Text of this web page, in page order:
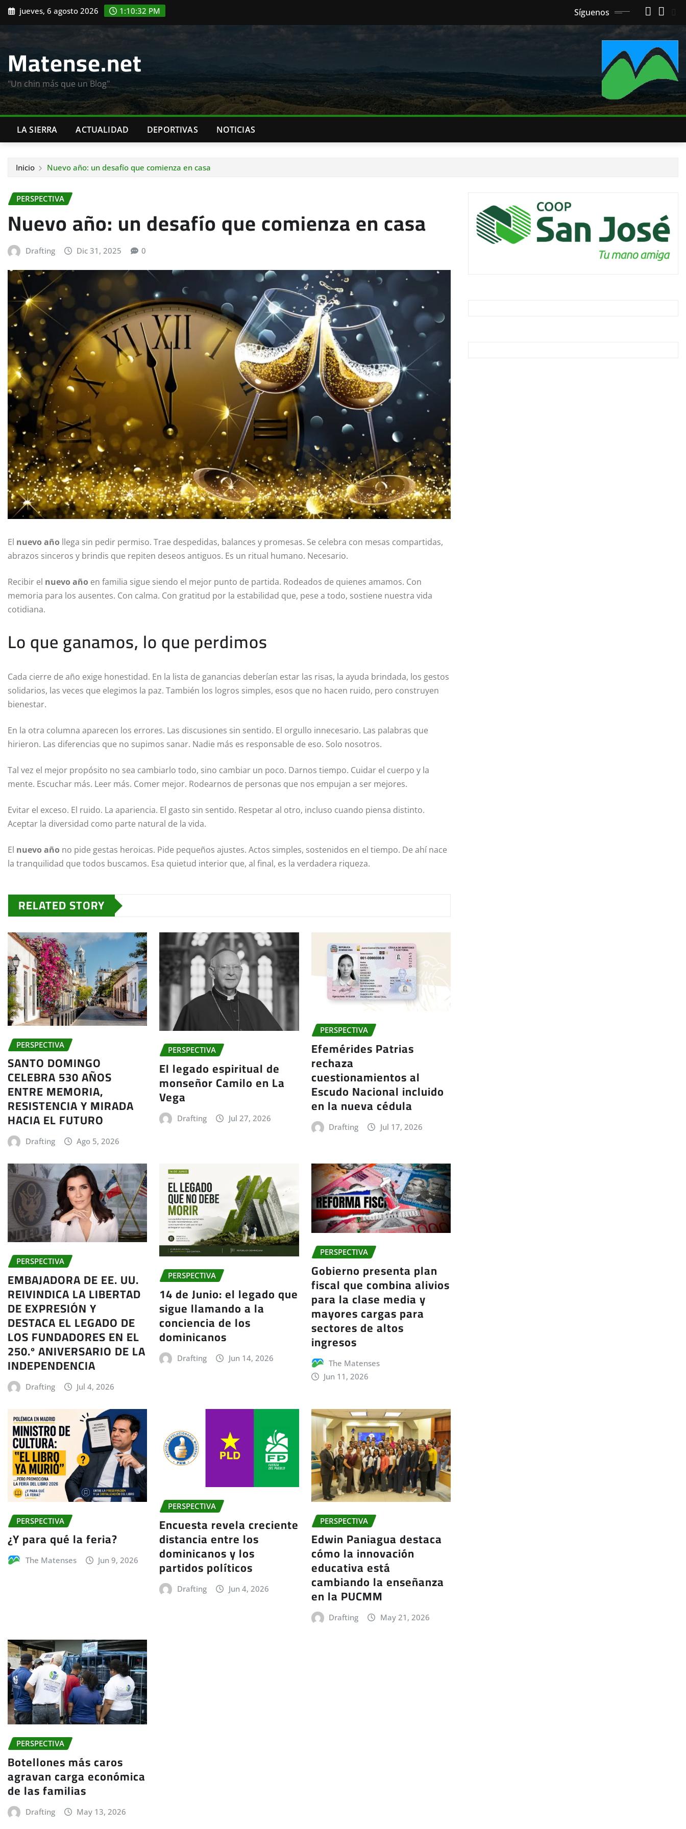
Saltar
contenido
jueves, 6 agosto 2026 1:10:33 PM Síguenos
Matense.net
"Un chin más que un Blog"
LA SIERRA ACTUALIDAD DEPORTIVAS NOTICIAS
Inicio Nuevo año: un desafío que comienza en casa
PERSPECTIVA
Nuevo año: un desafío que comienza en casa
Drafting Dic 31, 2025 0
El nuevo año llega sin pedir permiso. Trae despedidas, balances y promesas. Se celebra con mesas compartidas,
abrazos sinceros y brindis que repiten deseos antiguos. Es un ritual humano. Necesario.
Recibir el nuevo año en familia sigue siendo el mejor punto de partida. Rodeados de quienes amamos. Con
memoria para los ausentes. Con calma. Con gratitud por la estabilidad que, pese a todo, sostiene nuestra vida
cotidiana.
Lo que ganamos, lo que perdimos
Cada cierre de año exige honestidad. En la lista de ganancias deberían estar las risas, la ayuda brindada, los gestos
solidarios, las veces que elegimos la paz. También los logros simples, esos que no hacen ruido, pero construyen
bienestar.
En la otra columna aparecen los errores. Las discusiones sin sentido. El orgullo innecesario. Las palabras que
hirieron. Las diferencias que no supimos sanar. Nadie más es responsable de eso. Solo nosotros.
Tal vez el mejor propósito no sea cambiarlo todo, sino cambiar un poco. Darnos tiempo. Cuidar el cuerpo y la
mente. Escuchar más. Leer más. Comer mejor. Rodearnos de personas que nos empujan a ser mejores.
Evitar el exceso. El ruido. La apariencia. El gasto sin sentido. Respetar al otro, incluso cuando piensa distinto.
Aceptar la diversidad como parte natural de la vida.
El nuevo año no pide gestas heroicas. Pide pequeños ajustes. Actos simples, sostenidos en el tiempo. De ahí nace
la tranquilidad que todos buscamos. Esa quietud interior que, al final, es la verdadera riqueza.
RELATED STORY
PERSPECTIVA
SANTO DOMINGO
CELEBRA 530 AÑOS
ENTRE MEMORIA,
RESISTENCIA Y MIRADA
HACIA EL FUTURO
Drafting Ago 5, 2026
PERSPECTIVA
El legado espiritual de
monseñor Camilo en La
Vega
Drafting Jul 27, 2026
PERSPECTIVA
Efemérides Patrias
rechaza
cuestionamientos al
Escudo Nacional incluido
en la nueva cédula
Drafting Jul 17, 2026
PERSPECTIVA
EMBAJADORA DE EE. UU.
REIVINDICA LA LIBERTAD
DE EXPRESIÓN Y
DESTACA EL LEGADO DE
LOS FUNDADORES EN EL
250.º ANIVERSARIO DE LA
INDEPENDENCIA
Drafting Jul 4, 2026
PERSPECTIVA
14 de Junio: el legado que
sigue llamando a la
conciencia de los
dominicanos
Drafting Jun 14, 2026
PERSPECTIVA
Gobierno presenta plan
fiscal que combina alivios
para la clase media y
mayores cargas para
sectores de altos
ingresos
The Matenses
Jun 11, 2026
PERSPECTIVA
¿Y para qué la feria?
The Matenses Jun 9, 2026
PERSPECTIVA
Encuesta revela creciente
distancia entre los
dominicanos y los
partidos políticos
Drafting Jun 4, 2026
PERSPECTIVA
Edwin Paniagua destaca
cómo la innovación
educativa está
cambiando la enseñanza
en la PUCMM
Drafting May 21, 2026
PERSPECTIVA
Botellones más caros
agravan carga económica
de las familias
Drafting May 13, 2026